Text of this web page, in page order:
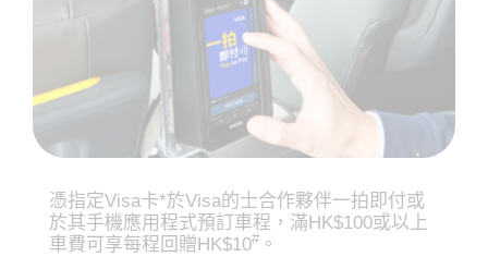
憑指定Visa卡*於Visa的士合作夥伴一拍即付或
於其手機應用程式預訂車程，滿HK$100或以上
車費可享每程回贈HK$10# 。